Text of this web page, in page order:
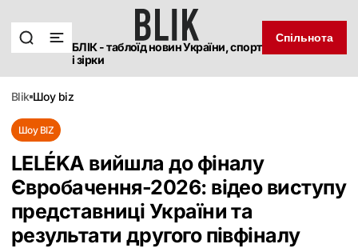
БЛІК - таблоїд новин України, спорт
і зірки
Спільнота
blik шоу biz
Шоу BIZ
LELÉKA вийшла до фіналу
Євробачення-2026: відео виступу
представниці України та
результати другого півфіналу